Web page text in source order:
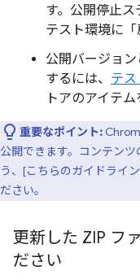
す。公開停止
テスト環境に「
公開バージョ
するには、 テ
トアのアイテム
重要なポイント:
公開できます。コンテン
う、[こちらのガイドライ
ださい。
更新した ZIP フ
ださい